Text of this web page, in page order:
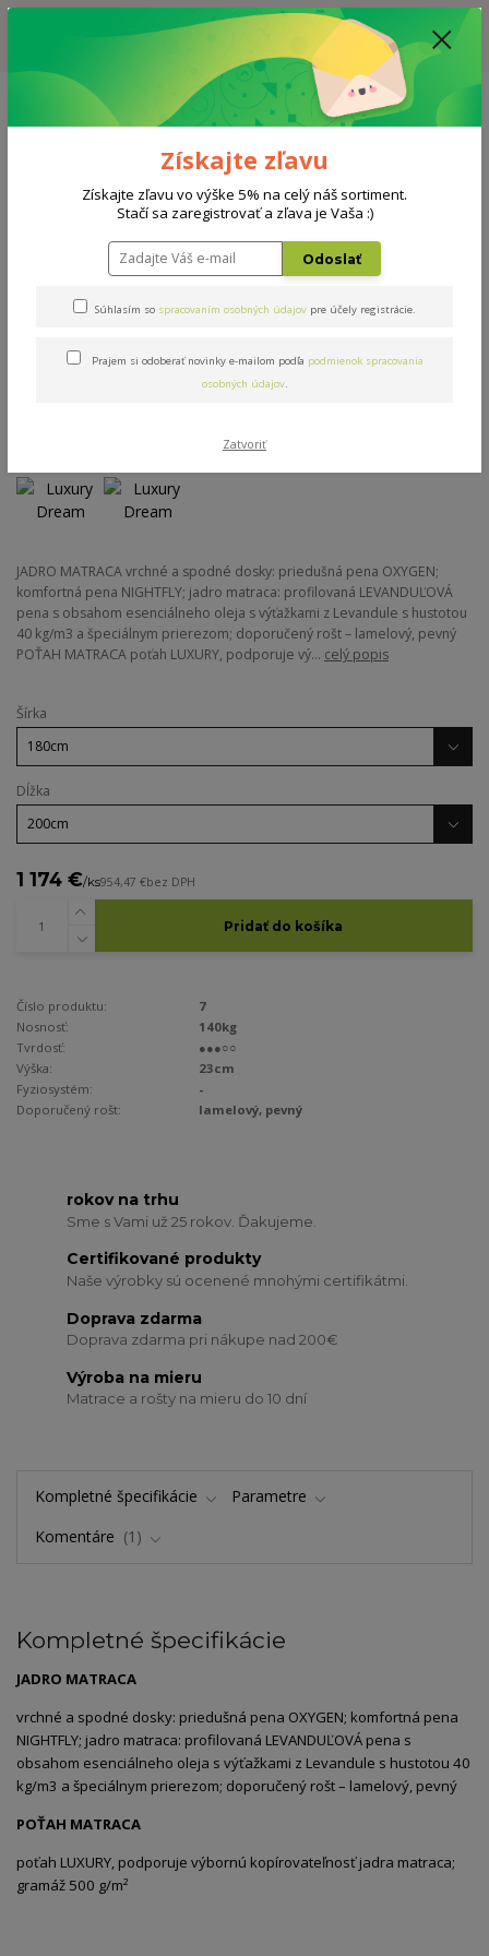
ZĽAVA: VŠETKY VYSTAVENÉ POSTELE ZA 400€ - CENA MATRACU A ROŠTU
PODĽA VÝBERU / DODACIA LEHOTA JE AKTUÁLNE 10-15 PRACOVNÝCH
Menu
0908 777 700 Po-So: 10-18 hod.
0
Matrace Luxury Dream
Luxury Dream
Novinka
JADRO MATRACA vrchné a spodné dosky: priedušná pena OXYGEN;
komfortná pena NIGHTFLY; jadro matraca: profilovaná LEVANDUĽOVÁ
pena s obsahom esenciálneho oleja s výťažkami z Levandule s hustotou
40 kg/m3 a špeciálnym prierezom; doporučený rošt – lamelový, pevný
POŤAH MATRACA poťah LUXURY, podporuje vý... celý popis
Šírka
Dĺžka
1 174 €/ks954,47 €bez DPH
Pridať do košíka
Číslo produktu:
7
Nosnosť:
140kg
Tvrdosť:
●●●○○
Výška:
23cm
Fyziosystém:
-
Doporučený rošt:
lamelový, pevný
rokov na trhu
Sme s Vami už 25 rokov. Ďakujeme.
Certifikované produkty
Naše výrobky sú ocenené mnohými certifikátmi.
Doprava zdarma
Doprava zdarma pri nákupe nad 200€
Výroba na mieru
Matrace a rošty na mieru do 10 dní
Kompletné špecifikácie
Parametre
Komentáre
1
Kompletné špecifikácie
JADRO MATRACA
vrchné a spodné dosky: priedušná pena OXYGEN; komfortná pena
NIGHTFLY; jadro matraca: profilovaná LEVANDUĽOVÁ pena s
obsahom esenciálneho oleja s výťažkami z Levandule s hustotou 40
kg/m3 a špeciálnym prierezom; doporučený rošt – lamelový, pevný
POŤAH MATRACA
poťah LUXURY, podporuje výbornú kopírovateľnosť jadra matraca;
gramáž 500 g/m²
Získajte zľavu
Získajte zľavu vo výške 5% na celý náš sortiment.
Stačí sa zaregistrovať a zľava je Vaša :)
Odoslať
Súhlasím so spracovaním osobných údajov pre účely registrácie.
Prajem si odoberať novinky e-mailom podľa podmienok spracovania
osobných údajov.
Zatvoriť